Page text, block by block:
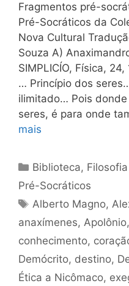
Fragmentos pré-
Pré-Socráticos da
Nova Cultural
Souza A)
SIMPLICÍO, Física,
… Princípio dos
ilimitado… Pois
seres, é para onde
mais
Categorias
Biblioteca,
Pré-Socráticos
Tags
Alberto Magno,
anaxímenes, Apolônio,
conhecimento,
Demócrito, destino,
Ética a Nicômaco,